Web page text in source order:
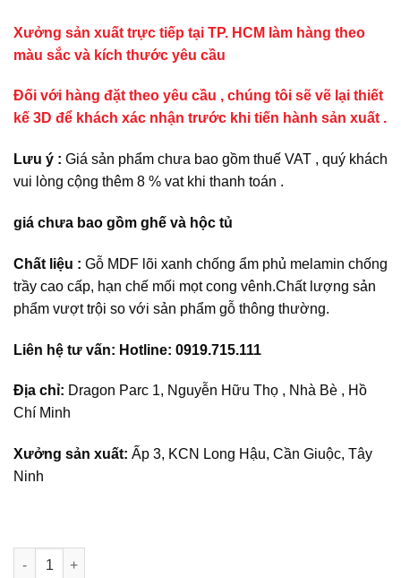
Xưởng sản xuất trực tiếp tại TP. HCM làm hàng theo
màu sắc và kích thước yêu cầu
Đối với hàng đặt theo yêu cầu , chúng tôi sẽ vẽ lại thiết
kế 3D để khách xác nhận trước khi tiến hành sản xuất .
Lưu ý : Giá sản phẩm chưa bao gồm thuế VAT , quý khách
vui lòng cộng thêm 8 % vat khi thanh toán .
giá chưa bao gồm ghế và hộc tủ
Chất liệu : Gỗ MDF lõi xanh chống ẩm phủ melamin chống
trầy cao cấp, hạn chế mối mọt cong vênh.Chất lượng sản
phẩm vượt trội so với sản phẩm gỗ thông thường.
Liên hệ tư vấn: Hotline: 0919.715.111
Địa chỉ: Dragon Parc 1, Nguyễn Hữu Thọ , Nhà Bè , Hồ
Chí Minh
Xưởng sản xuất: Ấp 3, KCN Long Hậu, Cần Giuộc, Tây
Ninh
Cụm bàn làm việc 5 người CB5-5 số lượng